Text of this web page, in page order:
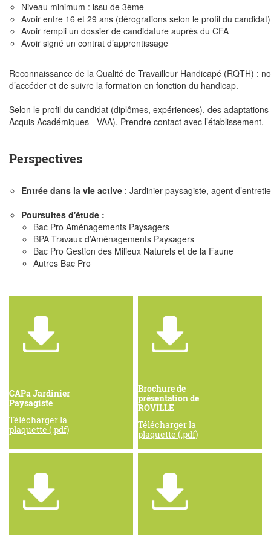
Niveau minimum : issu de 3ème
Avoir entre 16 et 29 ans (dérogrations selon le profil du candidat)
Avoir rempli un dossier de candidature auprès du CFA
Avoir signé un contrat d’apprentissage
Reconnaissance de la Qualité de Travailleur Handicapé (RQTH) :
d’accéder et de suivre la formation en fonction du handicap.
Selon le profil du candidat (diplômes, expériences), des
Acquis Académiques - VAA). Prendre contact avec l’établissement.
Perspectives
Entrée dans la vie active : Jardinier paysagiste, agent
Poursuites d'étude :
Bac Pro Aménagements Paysagers
BPA Travaux d’Aménagements Paysagers
Bac Pro Gestion des Milieux Naturels et de la Faune
Autres Bac Pro
CAPa Jardinier
Paysagiste
Télécharger la
plaquette (.pdf)
Brochure de
présentation de
ROVILLE
Télécharger la
plaquette (.pdf)